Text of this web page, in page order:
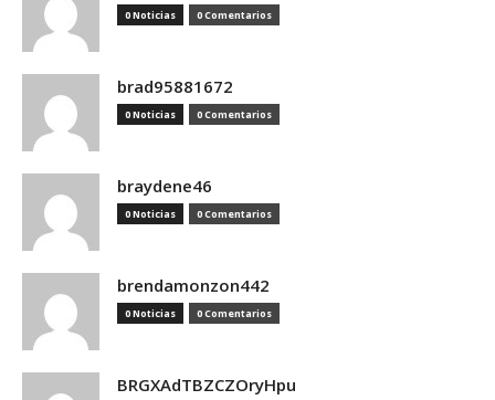
0 Noticias 0 Comentarios
brad95881672
0 Noticias 0 Comentarios
braydene46
0 Noticias 0 Comentarios
brendamonzon442
0 Noticias 0 Comentarios
BRGXAdTBZCZOryHpu